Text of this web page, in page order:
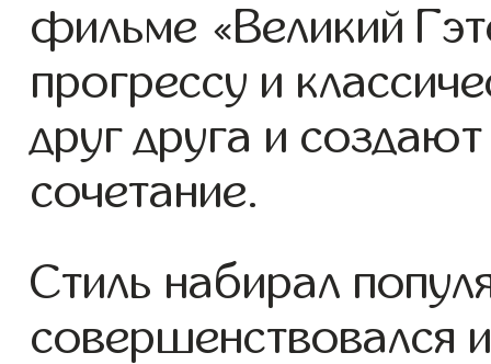
фильме «Великий
прогрессу и
друг друга и
сочетание.
Стиль набирал
совершенствовался